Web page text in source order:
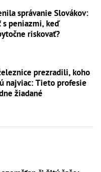
správanie Slovákov:
s peniazmi, keď
riskovať?
prezradili, koho
najviac: Tieto profesie
žiadané